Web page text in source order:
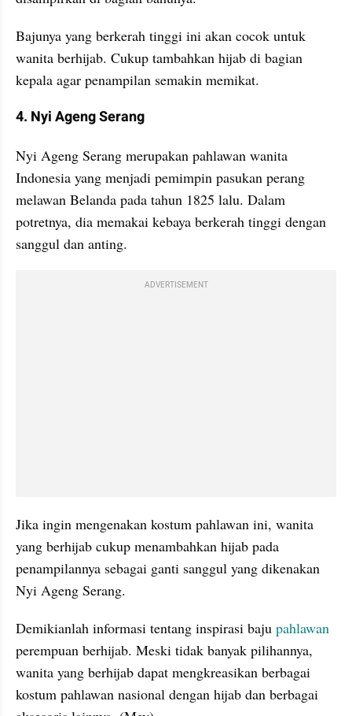
Bajunya yang berkerah tinggi ini akan cocok untuk
wanita berhijab. Cukup tambahkan hijab di bagian
kepala agar penampilan semakin memikat.
4. Nyi Ageng Serang
Nyi Ageng Serang merupakan pahlawan wanita
Indonesia yang menjadi pemimpin pasukan perang
melawan Belanda pada tahun 1825 lalu. Dalam
potretnya, dia memakai kebaya berkerah tinggi dengan
sanggul dan anting.
ADVERTISEMENT
Jika ingin mengenakan kostum pahlawan ini, wanita
yang berhijab cukup menambahkan hijab pada
penampilannya sebagai ganti sanggul yang dikenakan
Nyi Ageng Serang.
Demikianlah informasi tentang inspirasi baju pahlawan
perempuan berhijab. Meski tidak banyak pilihannya,
wanita yang berhijab dapat mengkreasikan berbagai
kostum pahlawan nasional dengan hijab dan berbagai